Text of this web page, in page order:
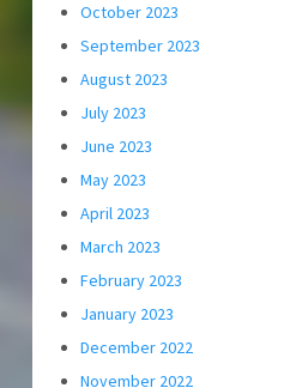
October 2023
September 2023
August 2023
July 2023
June 2023
May 2023
April 2023
March 2023
February 2023
January 2023
December 2022
November 2022